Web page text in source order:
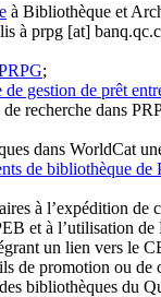
à Bibliothèque et
à prpg [at]
;
gestion de prêt
recherche dans
dans WorldCat
de bibliothèque de
à l’expédition
et à l’utilisation
un lien vers le
de promotion ou de
bibliothèques du